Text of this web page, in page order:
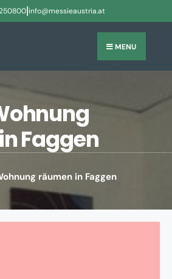
|info@messieaustria.at
MENU
Faggen
räumen in Faggen